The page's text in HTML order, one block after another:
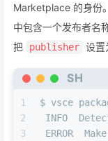
Marketplace 的身份
中包含一个发布者名
把
publisher 设置
SH
1
2
3
$ vsce
INFO
ERROR